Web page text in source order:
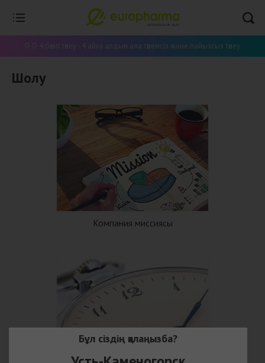
0-0-4 бөліп төлеу - 4 айға алдын ала төлемсіз және пайызсыз төлеу
Шолу
Компания миссиясы
Бұл сіздің қалаңызба?